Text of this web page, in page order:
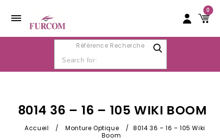
0
Référence Recherche
8014 36 – 16 – 105 WIKI BOOM
Accueil / Monture Optique / 8014 36 – 16 – 105 Wiki
Boom